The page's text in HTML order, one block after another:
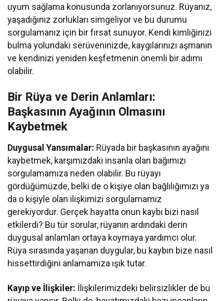
uyum sağlama konusunda zorlanıyorsunuz. Rüyanız,
yaşadığınız zorlukları simgeliyor ve bu durumu
sorgulamanız için bir fırsat sunuyor. Kendi kimliğinizi
bulma yolundaki serüveninizde, kaygılarınızı aşmanın
ve kendinizi yeniden keşfetmenin önemli bir adımı
olabilir.
Bir Rüya ve Derin Anlamları:
Başkasının Ayağının Olmasını
Kaybetmek
Duygusal Yansımalar: Rüyada bir başkasının ayağını
kaybetmek, karşımızdaki insanla olan bağımızı
sorgulamamıza neden olabilir. Bu rüyayı
gördüğümüzde, belki de o kişiye olan bağlılığımızı ya
da o kişiyle olan ilişkimizi sorgulamamız
gerekiyordur. Gerçek hayatta onun kaybı bizi nasıl
etkilerdi? Bu tür sorular, rüyanın ardındaki derin
duygusal anlamları ortaya koymaya yardımcı olur.
Rüya sırasında yaşanan duygular, bu kaybın bize nasıl
hissettirdiğini anlamamıza ışık tutar.
Kayıp ve İlişkiler: İlişkilerimizdeki belirsizlikler de bu